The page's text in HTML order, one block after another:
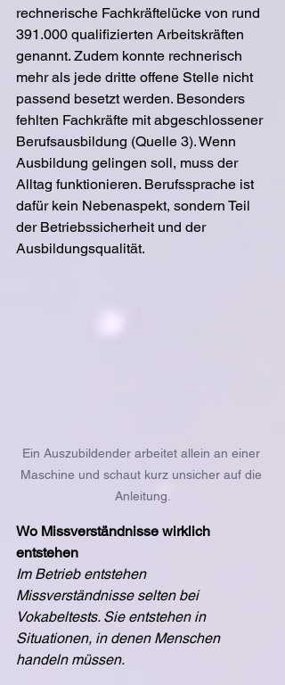
rechnerische Fachkräftelücke von rund
391.000 qualifizierten Arbeitskräften
genannt. Zudem konnte rechnerisch
mehr als jede dritte offene Stelle nicht
passend besetzt werden. Besonders
fehlten Fachkräfte mit abgeschlossener
Berufsausbildung (Quelle 3). Wenn
Ausbildung gelingen soll, muss der
Alltag funktionieren. Berufssprache ist
dafür kein Nebenaspekt, sondern Teil
der Betriebssicherheit und der
Ausbildungsqualität.
Ein Auszubildender arbeitet allein an einer
Maschine und schaut kurz unsicher auf die
Anleitung.
Wo Missverständnisse wirklich
entstehen
Im Betrieb entstehen
Missverständnisse selten bei
Vokabeltests. Sie entstehen in
Situationen, in denen Menschen
handeln müssen.